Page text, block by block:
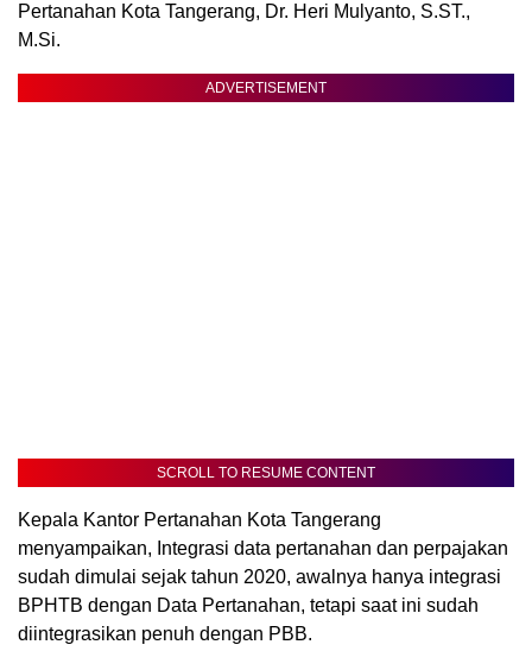
Pertanahan Kota Tangerang, Dr. Heri Mulyanto, S.ST.,
M.Si.
ADVERTISEMENT
SCROLL TO RESUME CONTENT
Kepala Kantor Pertanahan Kota Tangerang
menyampaikan, Integrasi data pertanahan dan perpajakan
sudah dimulai sejak tahun 2020, awalnya hanya integrasi
BPHTB dengan Data Pertanahan, tetapi saat ini sudah
diintegrasikan penuh dengan PBB.